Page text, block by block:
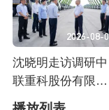
2026-08-
沈晓明走访调研中
联重科股份有限公
司 正在播放